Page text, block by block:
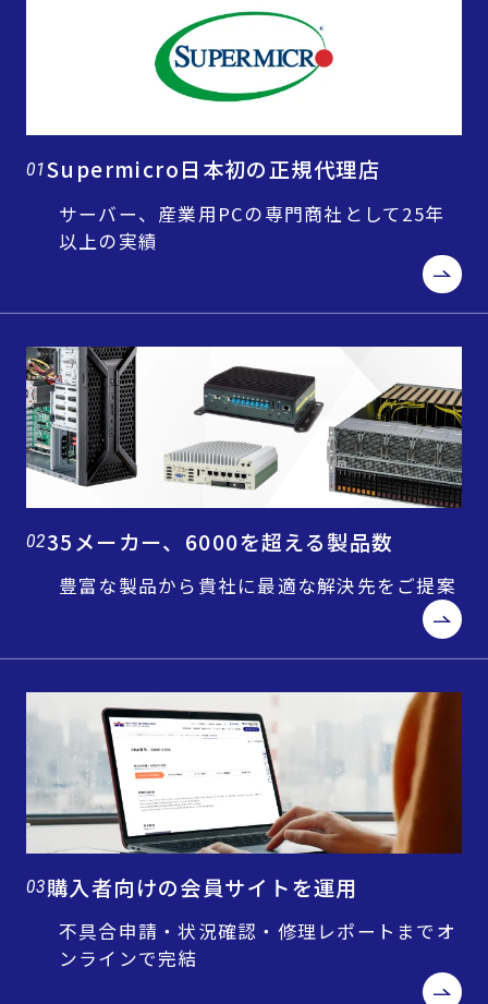
01Supermicro日本初の正規代理店
サーバー、産業用PCの専門商社として25年
以上の実績
0235メーカー、6000を超える製品数
豊富な製品から貴社に最適な解決先をご提案
03購入者向けの会員サイトを運用
不具合申請・状況確認・修理レポートまでオ
ンラインで完結